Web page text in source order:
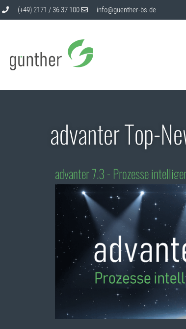
(+49) 2171 / 36 37 100 info@guenther-bs.de
advanter Top-
advanter 7.3 - Prozesse